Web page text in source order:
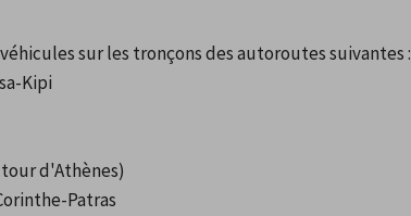
sur les tronçons des autoroutes suivantes :
Kipi
d'Athènes)
Patras